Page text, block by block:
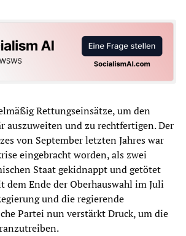
Rettungseinsätze, um den
auszuweiten und zu rechtfertigen. Der
von September letzten Jahres war
eingebracht worden, als zwei
Staat gekidnappt und getötet
dem Ende der Oberhauswahl im Juli
und die regierende
Partei nun verstärkt Druck, um die